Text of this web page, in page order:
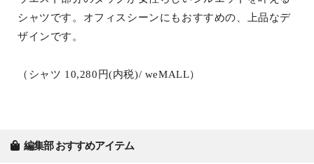
シャツです。オフィスシーンにもおすすめの、上品なデ
ザインです。
（シャツ 10,280円(内税)/ weMALL）
編集部 おすすめアイテム